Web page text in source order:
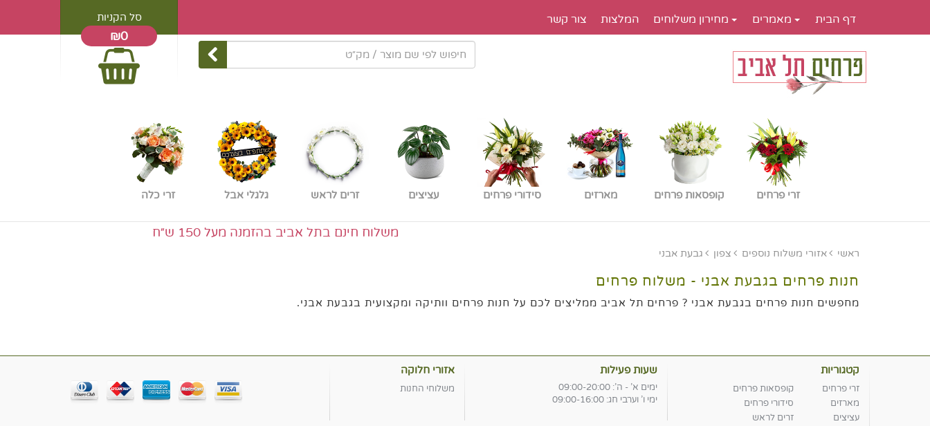
סל הקניות
₪0
דף הבית מאמרים מחירון משלוחים המלצות צור קשר
זרי פרחים קופסאות פרחים מארזים סידורי פרחים עציצים זרים לראש גלגלי אבל זרי כלה
משלוח חינם בתל אביב בהזמנה מעל 150 ש״ח
ראשי אזורי משלוח נוספים צפון גבעת אבני
חנות פרחים בגבעת אבני - משלוח פרחים
מחפשים חנות פרחים בגבעת אבני ? פרחים תל אביב ממליצים לכם על חנות פרחים וותיקה ומקצועית בגבעת אבני.
קטגוריות
זרי פרחים
קופסאות פרחים
מארזים
סידורי פרחים
עציצים
זרים לראש
שעות פעילות
ימים א' - ה': 09:00-20:00
ימי ו' וערבי חג: 09:00-16:00
אזורי חלוקה
משלוחי החנות